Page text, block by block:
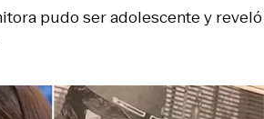
pudo ser adolescente y reveló